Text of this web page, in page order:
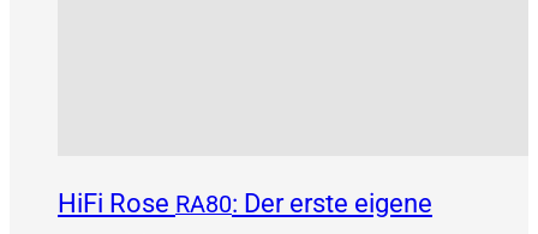
HiFi Rose RA80: Der erste eigene